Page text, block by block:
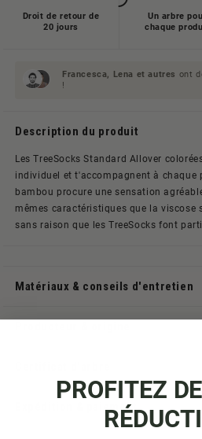
Droit de retour de
20 jours
Un arbre
chaque
Francesca, Lena etautres ont
!
Description du produit
Les TreeSocks Standard Allover
individuel et t'accompagnent à chaque
bambou procure une sensation
mêmes caractéristiques que la viscose
sans raison que les TreeSocks font
Matériaux & conseils d'entretien
Expédition & paiement
PROFITEZ